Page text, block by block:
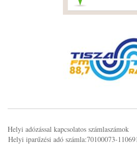
Helyi adózással kapcsolatos számlaszámok
Helyi iparűzési adó számla:70100073-